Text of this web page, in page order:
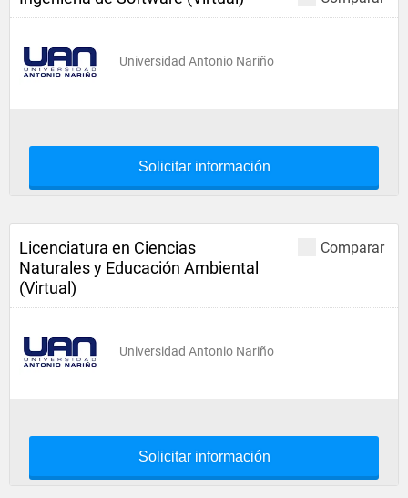
Universidad Antonio Nariño
Solicitar información
Comparar
Licenciatura en Ciencias
Naturales y Educación Ambiental
(Virtual)
Universidad Antonio Nariño
Solicitar información